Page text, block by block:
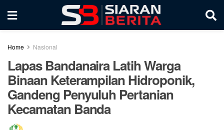
Home Nasional
Lapas Bandanaira Latih Warga
Binaan Keterampilan Hidroponik,
Gandeng Penyuluh Pertanian
Kecamatan Banda